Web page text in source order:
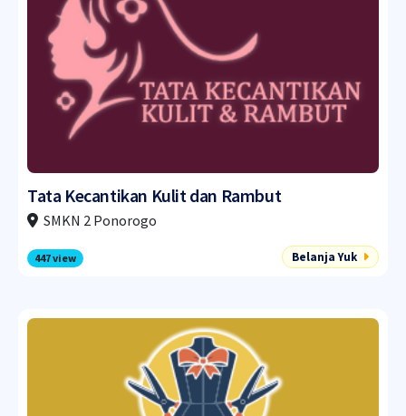
Tata Kecantikan Kulit dan Rambut
SMKN 2 Ponorogo
447 view Belanja Yuk